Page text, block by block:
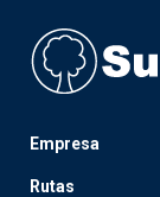
Empresa
Rutas